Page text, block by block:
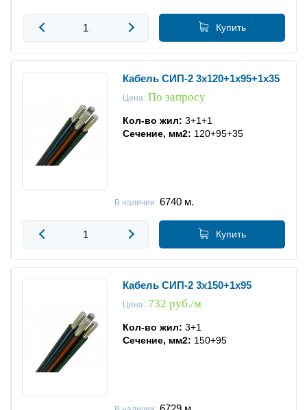
Купить
Кабель СИП-2 3x120+1x95+1x35
Цена:По запросу
Кол-во жил: 3+1+1
Сечение, мм2: 120+95+35
В наличии:6740 м.
Купить
Кабель СИП-2 3x150+1x95
Цена:732 руб./м
Кол-во жил: 3+1
Сечение, мм2: 150+95